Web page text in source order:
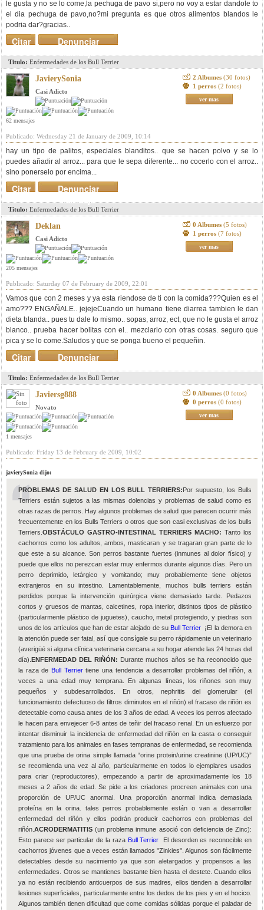
le gusta y no se lo come,la pechuga de pavo si,pero no voy a estar dandole to
el dia pechuga de pavo,no?mi pregunta es que otros alimentos blandos le
podria dar?gracias..
Denunciar
mensaje
Citar
Titulo: Enfermedades de los Bull Terrier
JavierySonia
Casi Adicto
62 mensajes
2 Albumes (30 fotos)
1 perros (2 fotos)
ver mas
Publicado: Wednesday 21 de January de 2009, 10:14
hay un tipo de palitos, especiales blanditos.. que se hacen polvo y se lo
puedes añadir al arroz... para que le sepa diferente... no cocerlo con el arroz..
sino ponerselo por encima...
Denunciar
mensaje
Citar
Titulo: Enfermedades de los Bull Terrier
Deklan
Casi Adicto
205 mensajes
0 Albumes (5 fotos)
1 perros (7 fotos)
ver mas
Publicado: Saturday 07 de February de 2009, 22:01
Vamos que con 2 meses y ya esta riendose de ti con la comida???Quien es el
amo??? ENGAÑALE.. jejejeCuando un humano tiene diarrea tambien le dan
dieta blanda.. pues tu dale lo mismo.. sopas, arroz, ect, que no le gusta el arroz
blanco.. prueba hacer bolitas con el.. mezclarlo con otras cosas. seguro que
pica y se lo come.Saludos y que se ponga bueno el pequeñin.
Denunciar
mensaje
Citar
Titulo: Enfermedades de los Bull Terrier
Javiersg888
Novato
1 mensajes
0 Albumes (0 fotos)
0 perros (0 fotos)
ver mas
Publicado: Friday 13 de February de 2009, 10:02
javierySonia dijo:
PROBLEMAS DE SALUD EN LOS BULL TERRIERS:Por supuesto, los Bulls
Terriers están sujetos a las mismas dolencias y problemas de salud como es
otras razas de perros. Hay algunos problemas de salud que parecen ocurrir más
frecuentemente en los Bulls Terriers o otros que son casi exclusivas de los bulls
Terriers. OBSTÁCULO GASTRO-INTESTINAL TERRIERS MACHO: Tanto los
cachorros como los adultos, ambos, masticaran y se tragaran gran parte de lo
que este a su alcance. Son perros bastante fuertes (inmunes al dolor físico) y
puede que ellos no perezcan estar muy enfermos durante algunos días. Pero un
perro deprimido, letárgico y vomitando; muy probablemente tiene objetos
extranjeros en su intestino. Lamentablemente, muchos bulls terriers están
perdidos porque la intervención quirúrgica viene demasiado tarde. Pedazos
cortos y gruesos de mantas, calcetines, ropa interior, distintos tipos de plástico
(particularmente plástico de juguetes), caucho, metal protegiendo, y piedras son
unos de los artículos que han de estar alejado de su Bull Terrier ¡El la demora en
la atención puede ser fatal, así que consígale su perro rápidamente un veterinario
(averigüé si alguna clínica veterinaria cercana a su hogar atiende las 24 horas del
día). ENFERMEDAD DEL RIÑÓN: Durante muchos años se ha reconocido que
la raza de Bull Terriertiene una tendencia a desarrollar problemas del riñón, a
veces a una edad muy temprana. En algunas líneas, los riñones son muy
pequeños y subdesarrollados. En otros, nephritis del glomerular (el
funcionamiento defectuoso de filtros diminutos en el riñón) el fracaso de riñón es
detectable como causa antes de los 3 años de edad. A veces los perros afectado
le hacen para envejecer 6-8 antes de teñir del fracaso renal. En un esfuerzo por
intentar disminuir la incidencia de enfermedad del riñón en la casta o conseguir
tratamiento para los animales en fases tempranas de enfermedad, se recomienda
que una prueba de orina simple llamada “orine protein/urine creatinine (UP/UC)”
se recomienda una vez al año, particularmente en todos lo ejemplares usados
para criar (reproductores), empezando a partir de aproximadamente los 18
meses a 2 años de edad. Se pide a los criadores procreen animales con una
proporción de UP/UC anormal. Una proporción anormal indica demasiada
proteína en la orina. tales perros probablemente están o van a desarrollar
enfermedad del riñón y ellos podrán producir cachorros con problemas del
riñón. ACRODERMATITIS (un problema inmune asoció con deficiencia de Zinc):
Esto parece ser particular de la raza Bull Terrier El desorden es reconocible en
cachorros jóvenes que a veces están llamados "Zinkies". Algunos son fácilmente
detectables desde su nacimiento ya que son aletargados y propensos a las
enfermedades. Otros se mantienes bastante bien hasta el destete. Cuando ellos
ya no están recibiendo anticuerpos de sus madres, ellos tienden a desarrollar
lesiones superficiales, particularmente entre los dedos de los pies y en el hocico.
Algunos también tienen dificultad que come comidas sólidas porque el paladar de